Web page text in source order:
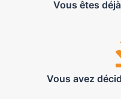
Vous êtes
Vous avez